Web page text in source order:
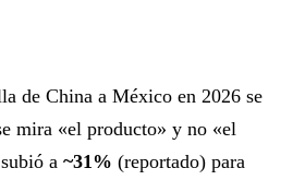
de China a México en 2026 se
mira «el producto» y no «el
subió a ~31% (reportado) para